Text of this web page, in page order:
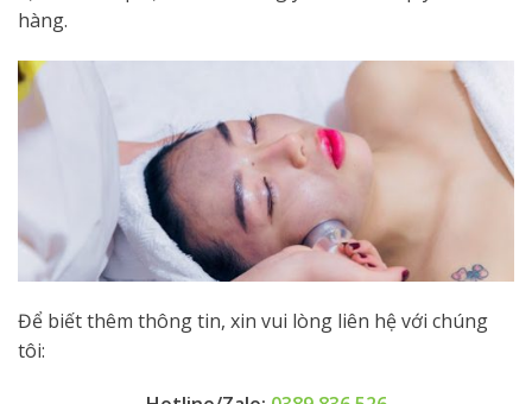
hàng.
Để biết thêm thông tin, xin vui lòng liên hệ với chúng
tôi: